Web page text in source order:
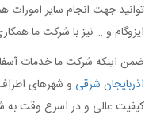
توانید جهت انجام سایر امورات
ایزوگام و … نیز با شرکت ما
ضمن اینکه شرکت ما خدمات
اذربایجان شرقی و شهرهای
کیفیت عالی و در اسرع وقت به